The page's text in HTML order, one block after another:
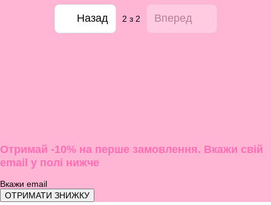
Назад 2 з 2 Вперед
Отримай -10% на перше замовлення. Вкажи свій
email у полі нижче
ОТРИМАТИ ЗНИЖКУ